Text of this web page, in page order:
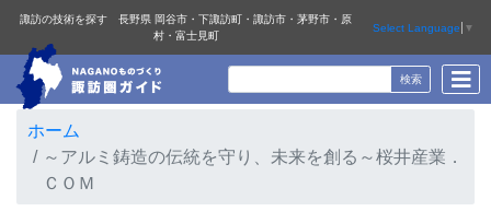
諏訪の技術を探す 長野県 岡谷市・下諏訪町・諏訪市・茅野市・原
村・富士見町
Select Language ▼
ホーム
～アルミ鋳造の伝統を守り、未来を創る～桜井産業．
ＣＯＭ